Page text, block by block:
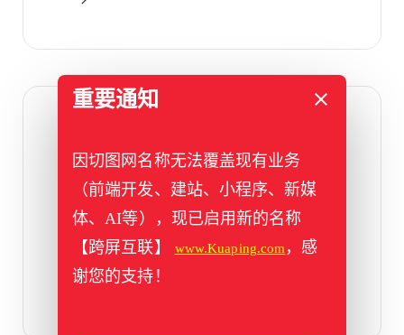
拓燊
响应式设计，兼容电脑、手机，采用slider轮
播，wow动画等
标签：pc,slider, wow 响应式,跨屏
重要通知
因切图网名称无法覆盖现有业务
（前端开发、建站、小程序、新媒
体、AI等），现已启用新的名称
【跨屏互联】
www.Kuaping.com ，感
谢您的支持！